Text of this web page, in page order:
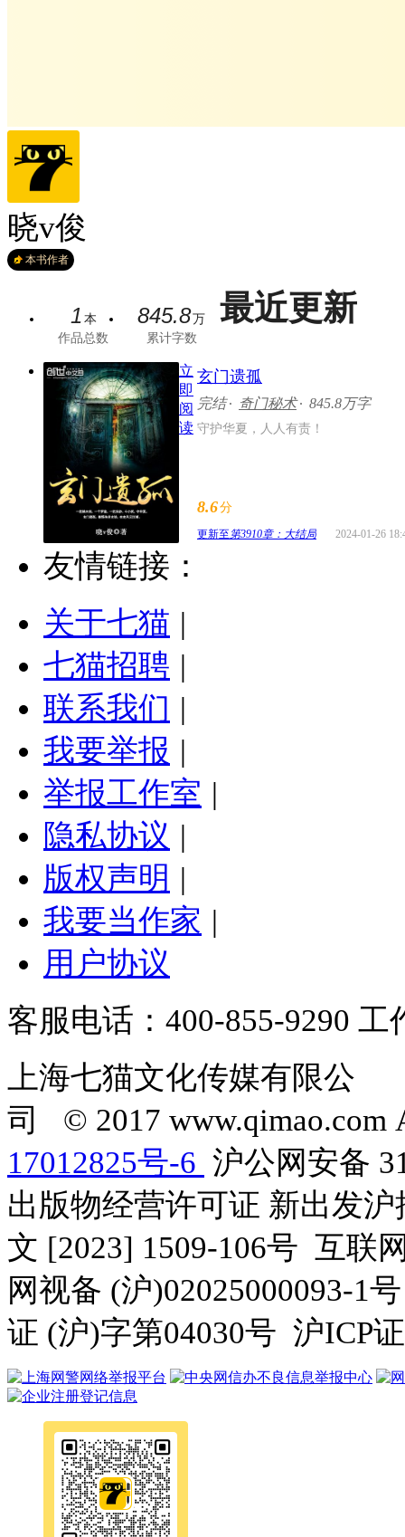
晓v俊
本书作者
1 本
作品总数
845.8万
累计字数
最近更新
玄门遗孤
完结 奇门秘术 845.8万字
守护华夏，人人有责！
8.6分
更新至 第3910章：大结局 2024-01-26
立
即
阅
读
友情链接：
关于七猫 |
七猫招聘 |
联系我们 |
我要举报 |
举报工作室 |
隐私协议 |
版权声明 |
我要当作家 |
用户协议
客服电话：400-855-9290 工
上海七猫文化传媒有限公
司 © 2017
17012825号-6 沪公网安备
出版物经营许可证 新出发
文 [2023] 1509-106号 互联
网视备 (沪)02025000093-1
证 (沪)字第04030号 沪ICP